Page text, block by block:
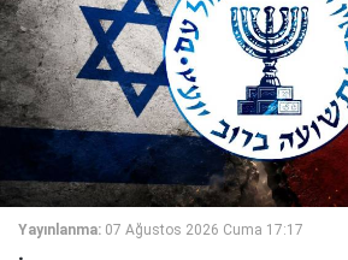
Yayınlanma: 07 Ağustos 2026 Cuma 17:17